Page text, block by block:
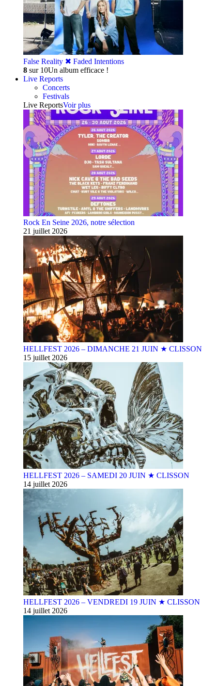
False Reality ✖︎ Faded Intentions
8 sur 10Un album efficace !
Live Reports
Concerts
Festivals
Live ReportsVoir plus
Rock En Seine 2026, notre sélection
21 juillet 2026
HELLFEST 2026 – DIMANCHE 21 JUIN ★ CLISSON
15 juillet 2026
HELLFEST 2026 – SAMEDI 20 JUIN ★ CLISSON
14 juillet 2026
HELLFEST 2026 – VENDREDI 19 JUIN ★ CLISSON
14 juillet 2026